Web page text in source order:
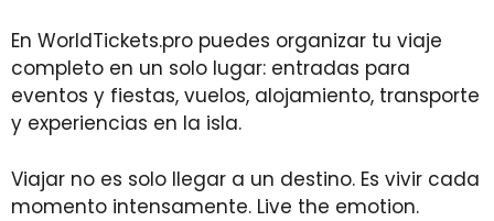
En WorldTickets.pro puedes organizar tu viaje
completo en un solo lugar: entradas para
eventos y fiestas, vuelos, alojamiento, transporte
y experiencias en la isla.
Viajar no es solo llegar a un destino. Es vivir cada
momento intensamente. Live the emotion.